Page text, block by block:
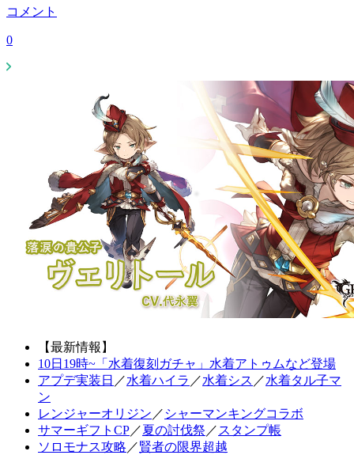
コメント
0
【最新情報】
10日19時~「水着復刻ガチャ」水着アトゥムなど登場
アプデ実装日 ／水着ハイラ ／水着シス ／水着タル子マ
ン
レンジャーオリジン ／ シャーマンキングコラボ
サマーギフトCP／夏の討伐祭 ／ スタンプ帳
ソロモナス攻略 ／賢者の限界超越